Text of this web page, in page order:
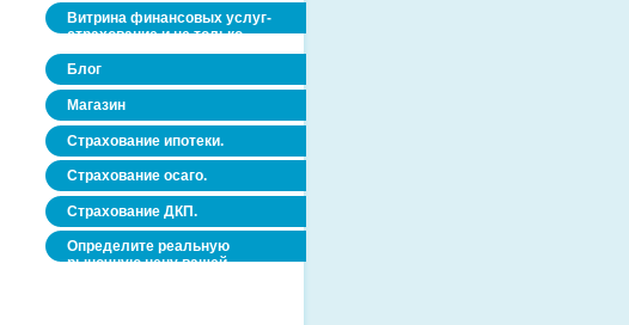
Витрина финансовых услуг-
страхование и не только.
Блог
Магазин
Страхование ипотеки.
Страхование осаго.
Страхование ДКП.
Определите реальную
рыночную цену вашей